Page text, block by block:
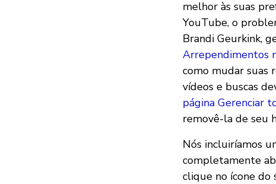
melhor às suas
YouTube, o
Brandi Geurkink,
Arrependimentos
como mudar suas
vídeos e buscas
página Gerenciar
removê-la de seu
Nós incluiríamos
completamente
clique no ícone